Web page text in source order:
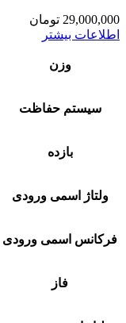
29,000,000 تومان
اطلاعات بیشتر
وزن
سیستم حفاظت
بازده
ولتاژ اسمی ورودی
فرکانس اسمی ورودی
فاز